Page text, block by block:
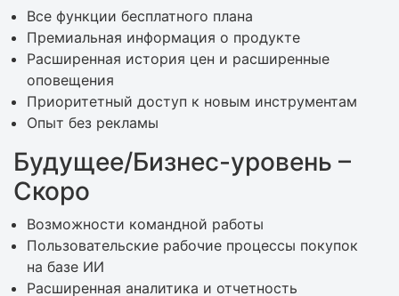
Все функции бесплатного плана
Премиальная информация о продукте
Расширенная история цен и расширенные
оповещения
Приоритетный доступ к новым инструментам
Опыт без рекламы
Будущее/Бизнес-уровень –
Скоро
Возможности командной работы
Пользовательские рабочие процессы покупок
на базе ИИ
Расширенная аналитика и отчетность